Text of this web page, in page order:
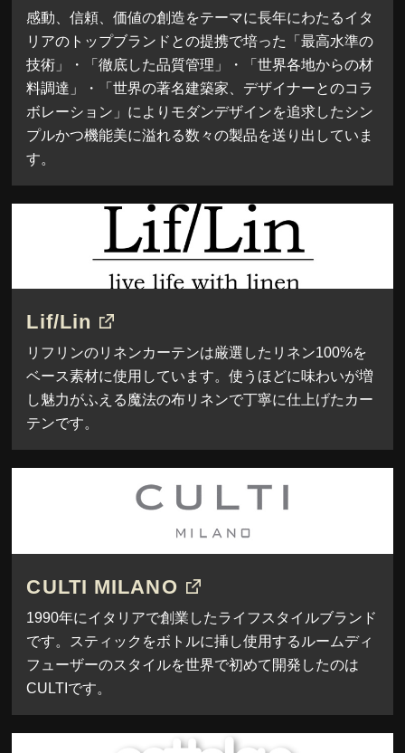
感動、信頼、価値の創造をテーマに長年にわたるイタ
リアのトップブランドとの提携で培った「最高水準の
技術」・「徹底した品質管理」・「世界各地からの材
料調達」・「世界の著名建築家、デザイナーとのコラ
ボレーション」によりモダンデザインを追求したシン
プルかつ機能美に溢れる数々の製品を送り出していま
す。
Lif/Lin
リフリンのリネンカーテンは厳選したリネン100%を
ベース素材に使用しています。使うほどに味わいが増
し魅力がふえる魔法の布リネンで丁寧に仕上げたカー
テンです。
CULTI MILANO
1990年にイタリアで創業したライフスタイルブランド
です。スティックをボトルに挿し使用するルームディ
フューザーのスタイルを世界で初めて開発したのは
CULTIです。